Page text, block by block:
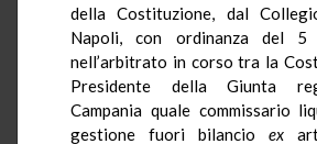
della Costituzione, dal
Napoli, con ordinanza del 5
nell’arbitrato in corso tra la
Presidente della Giunta
Campania quale commissario
gestione fuori bilancio ex